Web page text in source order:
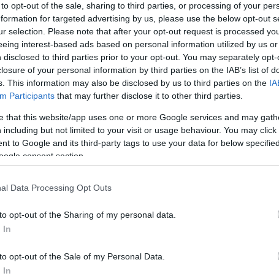
opt-out of the sale, sharing to third parties, or processing of your
for targeted advertising by us, please use the below opt-out
selection. Please note that after your opt-out request is processed
interest-based ads based on personal information utilized by us
disclosed to third parties prior to your opt-out. You may separately
of your personal information by third parties on the IAB’s list of
This information may also be disclosed by us to third parties on the
Participants that may further disclose it to other third parties.
that this website/app uses one or more Google services and may
including but not limited to your visit or usage behaviour. You may
to Google and its third-party tags to use your data for below
consent section.
Data Processing Opt Outs
opt-out of the Sharing of my personal data.
In
opt-out of the Sale of my Personal Data.
In
megoldva, pedig jól trükköznek a készítők vele.
problémám, inkább eza történet volt kevésbé jó.
a részben a drogkereskedő, a mexikóiakkal üzletelő
hogy sportkocsival közlekedik, fenyegetőzik és
emiatt a közepes rész miatt. Jó jelenetek
jó részeket írni, miért kell ilyen, szerintem
A fiatal nyomozó srác engem a Dr. Csont-
tényleg egy jó kis sorozat, csak ez most nekem
AMC
A
A